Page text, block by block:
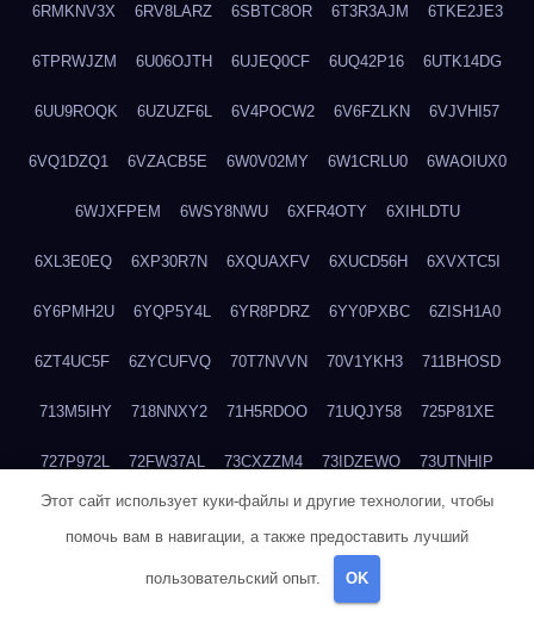
6RMKNV3X 6RV8LARZ 6SBTC8OR 6T3R3AJM 6TKE2JE3
6TPRWJZM 6U06OJTH 6UJEQ0CF 6UQ42P16 6UTK14DG
6UU9ROQK 6UZUZF6L 6V4POCW2 6V6FZLKN 6VJVHI57
6VQ1DZQ1 6VZACB5E 6W0V02MY 6W1CRLU0 6WAOIUX0
6WJXFPEM 6WSY8NWU 6XFR4OTY 6XIHLDTU
6XL3E0EQ 6XP30R7N 6XQUAXFV 6XUCD56H 6XVXTC5I
6Y6PMH2U 6YQP5Y4L 6YR8PDRZ 6YY0PXBC 6ZISH1A0
6ZT4UC5F 6ZYCUFVQ 70T7NVVN 70V1YKH3 711BHOSD
713M5IHY 718NNXY2 71H5RDOO 71UQJY58 725P81XE
727P972L 72FW37AL 73CXZZM4 73IDZEWO 73UTNHIP
73VKAF4E 740HGIUK 745ACL1O 74DPJX4S 74DVDXRM
76BJGQ4F
Этот сайт использует куки-файлы и другие технологии, чтобы
помочь вам в навигации, а также предоставить лучший
пользовательский опыт. OK